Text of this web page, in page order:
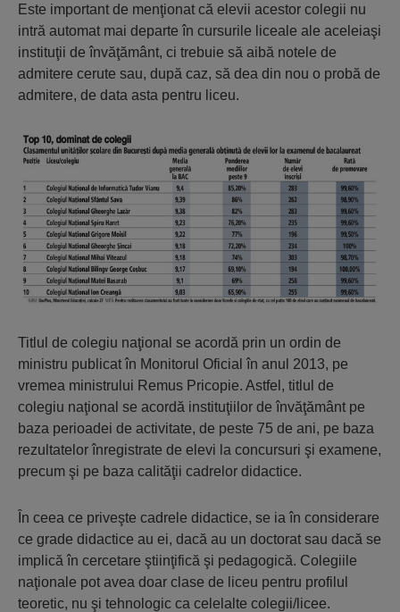
Este important de menţionat că elevii acestor colegii nu
intră automat mai departe în cursurile liceale ale aceleiaşi
instituţii de învăţământ, ci trebuie să aibă notele de
admitere cerute sau, după caz, să dea din nou o probă de
admitere, de data asta pentru liceu.
Titlul de colegiu naţional se acordă prin un ordin de
ministru publicat în Monitorul Oficial în anul 2013, pe
vremea ministrului Remus Pricopie. Astfel, titlul de
colegiu naţional se acordă instituţiilor de învăţă­mânt pe
baza perioadei de activitate, de peste 75 de ani, pe baza
rezultatelor înre­gis­trate de elevi la concursuri şi examene,
pre­cum şi pe baza calităţii cadrelor didactice.
În ceea ce priveşte cadrele didactice, se ia în considerare
ce grade didactice au ei, dacă au un doctorat sau dacă se
implică în cercetare ştiinţifică şi pedagogică. Colegiile
naţionale pot avea doar clase de liceu pentru profilul
teoretic, nu şi tehnologic ca celelalte colegii/licee.